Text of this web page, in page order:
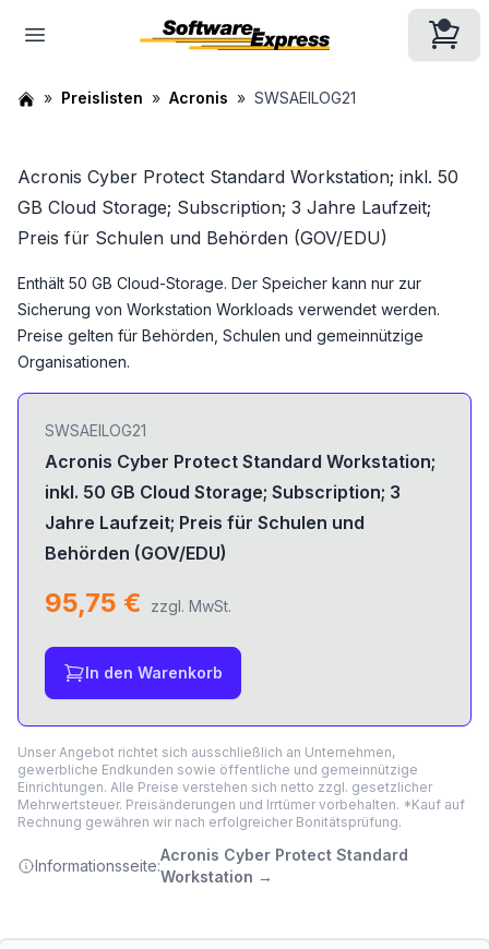
Preislisten Acronis SWSAEILOG21
Acronis Cyber Protect Standard Workstation; inkl. 50
GB Cloud Storage; Subscription; 3 Jahre Laufzeit;
Preis für Schulen und Behörden (GOV/EDU)
Enthält 50 GB Cloud-Storage. Der Speicher kann nur zur
Sicherung von Workstation Workloads verwendet werden.
Preise gelten für Behörden, Schulen und gemeinnützige
Organisationen.
SWSAEILOG21
Acronis Cyber Protect Standard Workstation;
inkl. 50 GB Cloud Storage; Subscription; 3
Jahre Laufzeit; Preis für Schulen und
Behörden (GOV/EDU)
95,75 € zzgl. MwSt.
In den Warenkorb
Unser Angebot richtet sich ausschließlich an Unternehmen,
gewerbliche Endkunden sowie öffentliche und gemeinnützige
Einrichtungen. Alle Preise verstehen sich netto zzgl. gesetzlicher
Mehrwertsteuer. Preisänderungen und Irrtümer vorbehalten. *Kauf auf
Rechnung gewähren wir nach erfolgreicher Bonitätsprüfung.
Informationsseite:
Acronis Cyber Protect Standard
Workstation →